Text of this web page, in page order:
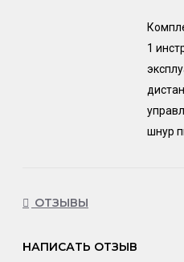
1
шнур
ОТЗЫВЫ
НАПИСАТЬ ОТЗЫВ